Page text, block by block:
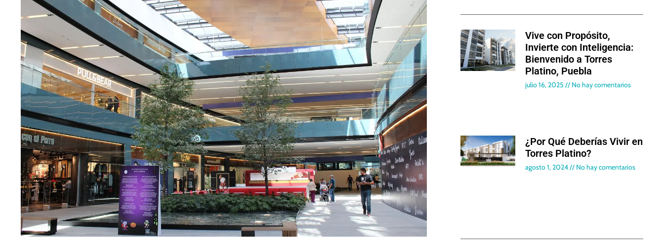
Vive con Propósito,
Invierte con Inteligencia:
Bienvenido a Torres
Platino, Puebla
julio 16, 2025 No hay comentarios
¿Por Qué Deberías Vivir en
Torres Platino?
agosto 1, 2024 No hay comentarios